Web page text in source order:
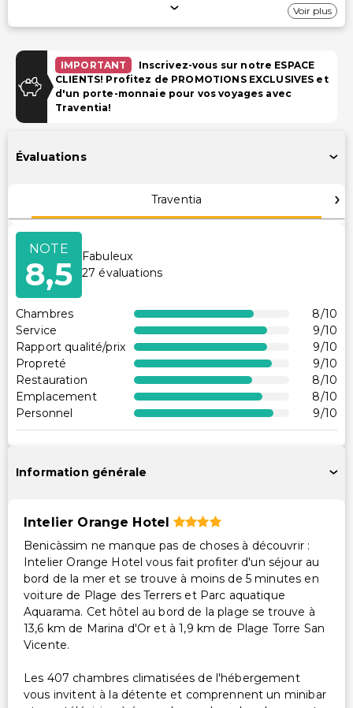
Stationnement
Parking pour VR, bus, camion (payant)
Parking (payant)
Équipements de remise en forme
Distributeur automatique/Services bancaires
Salle de jeux/arcade
Espace pique-nique
Espace de conférence
Accessibilité
Accessible en fauteuil roulant
Accessibilité dans la chambre (dans certaines
Parking accessible en fauteuil roulant
Changement de draps (sur demande)
Coffre-fort à la réception
Service de ménage sur demande
Personnel multilingue
Service de blanchisserie
Service de blanchisserie/nettoyage à sec
Soins/activités surveillés pour enfants (gratuits)
Voir plus
IMPORTANT
Inscrivez-vous sur notre ESPACE
CLIENTS! Profitez de PROMOTIONS EXCLUSIVES et
d'un porte-monnaie pour vos voyages avec
Traventia!
Évaluations
Traventia
NOTE
8,5
Fabuleux
27 évaluations
Chambres 8/10
Service
9/10
Rapport qualité/prix
9/10
Propreté
9/10
Restauration
8/10
Emplacement
8/10
Personnel
9/10
Information générale
Intelier Orange Hotel
Benicàssim ne manque pas de choses à découvrir :
Intelier Orange Hotel vous fait profiter d'un séjour au
bord de la mer et se trouve à moins de 5 minutes en
voiture de Plage des Terrers et Parc aquatique
Aquarama. Cet hôtel au bord de la plage se trouve à
13,6 km de Marina d'Or et à 1,9 km de Plage Torre San
Vicente.
Les 407 chambres climatisées de l'hébergement
vous invitent à la détente et comprennent un minibar